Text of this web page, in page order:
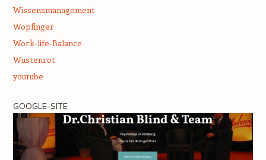
Wissensmanagement
Wopfinger
Work-life-Balance
Wüstenrot
youtube
GOOGLE-SITE